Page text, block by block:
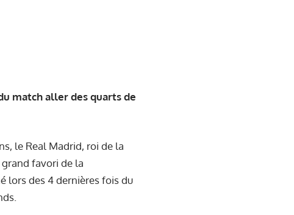
match aller des quarts de
le Real Madrid, roi de la
favori de la
lors des 4 dernières fois du